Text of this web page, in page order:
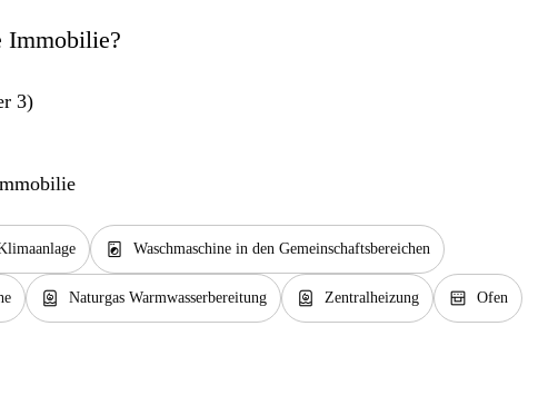
Immobilie?
3)
local_laundry_service Waschmaschine in den Gemeinschaftsbereichen
water_heater Naturgas Warmwasserbereitung water_heater Zentralheizung oven_gen Ofen